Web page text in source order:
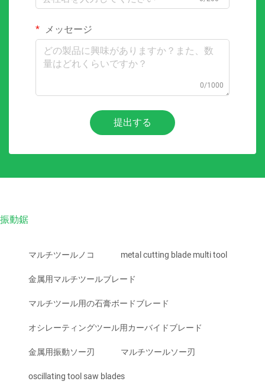
メッセージ
0/1000
提出する
振動鋸
マルチツールノコ metal cutting blade multi tool
金属用マルチツールブレード
マルチツール用の石膏ボードブレード
オシレーティングツール用カーバイドブレード
金属用振動ソー刃 マルチツールソー刃
oscillating tool saw blades